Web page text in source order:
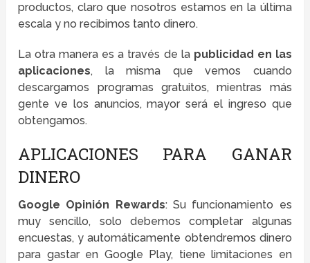
productos, claro que nosotros estamos en la última
escala y no recibimos tanto dinero.
La otra manera es a través de la publicidad en las
aplicaciones, la misma que vemos cuando
descargamos programas gratuitos, mientras más
gente ve los anuncios, mayor será el ingreso que
obtengamos.
APLICACIONES PARA GANAR
DINERO
Google Opinión Rewards: Su funcionamiento es
muy sencillo, solo debemos completar algunas
encuestas, y automáticamente obtendremos dinero
para gastar en Google Play, tiene limitaciones en